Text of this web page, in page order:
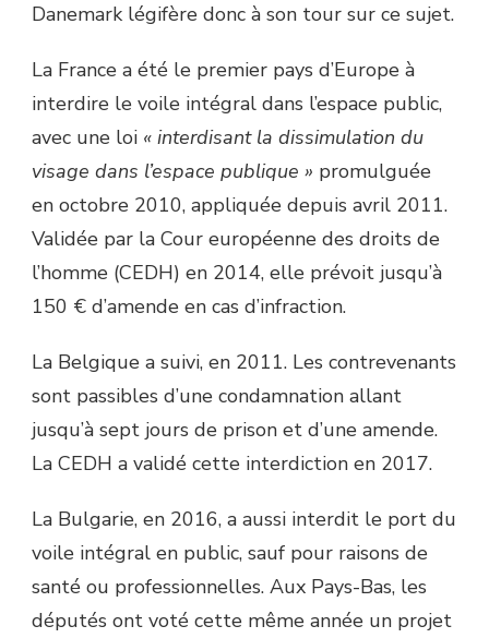
Danemark légifère donc à son tour sur ce sujet.
La France a été le premier pays d’Europe à
interdire le voile intégral dans l’espace public,
avec une loi « interdisant la dissimulation du
visage dans l’espace publique » promulguée
en octobre 2010, appliquée depuis avril 2011.
Validée par la Cour européenne des droits de
l’homme (CEDH) en 2014, elle prévoit jusqu’à
150 € d’amende en cas d’infraction.
La Belgique a suivi, en 2011. Les contrevenants
sont passibles d’une condamnation allant
jusqu’à sept jours de prison et d’une amende.
La CEDH a validé cette interdiction en 2017.
La Bulgarie, en 2016, a aussi interdit le port du
voile intégral en public, sauf pour raisons de
santé ou professionnelles. Aux Pays-Bas, les
députés ont voté cette même année un projet